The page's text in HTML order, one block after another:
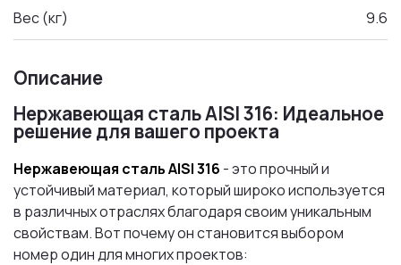
Вес (кг) 9.6
Описание
Нержавеющая сталь AISI 316: Идеальное
решение для вашего проекта
Нержавеющая сталь AISI 316 - это прочный и
устойчивый материал, который широко используется
в различных отраслях благодаря своим уникальным
свойствам. Вот почему он становится выбором
номер один для многих проектов: